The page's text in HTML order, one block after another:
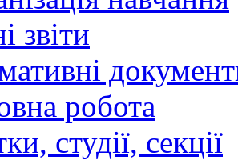
звіти
робота
студії, секції